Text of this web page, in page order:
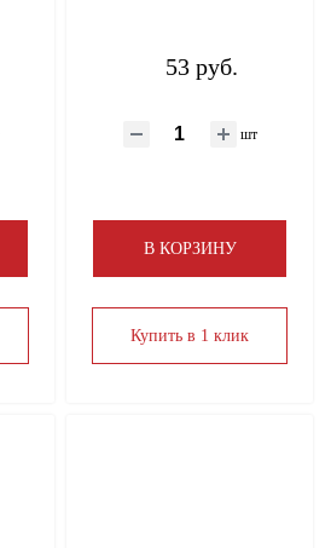
53 руб.
шт
В КОРЗИНУ
Купить в 1 клик